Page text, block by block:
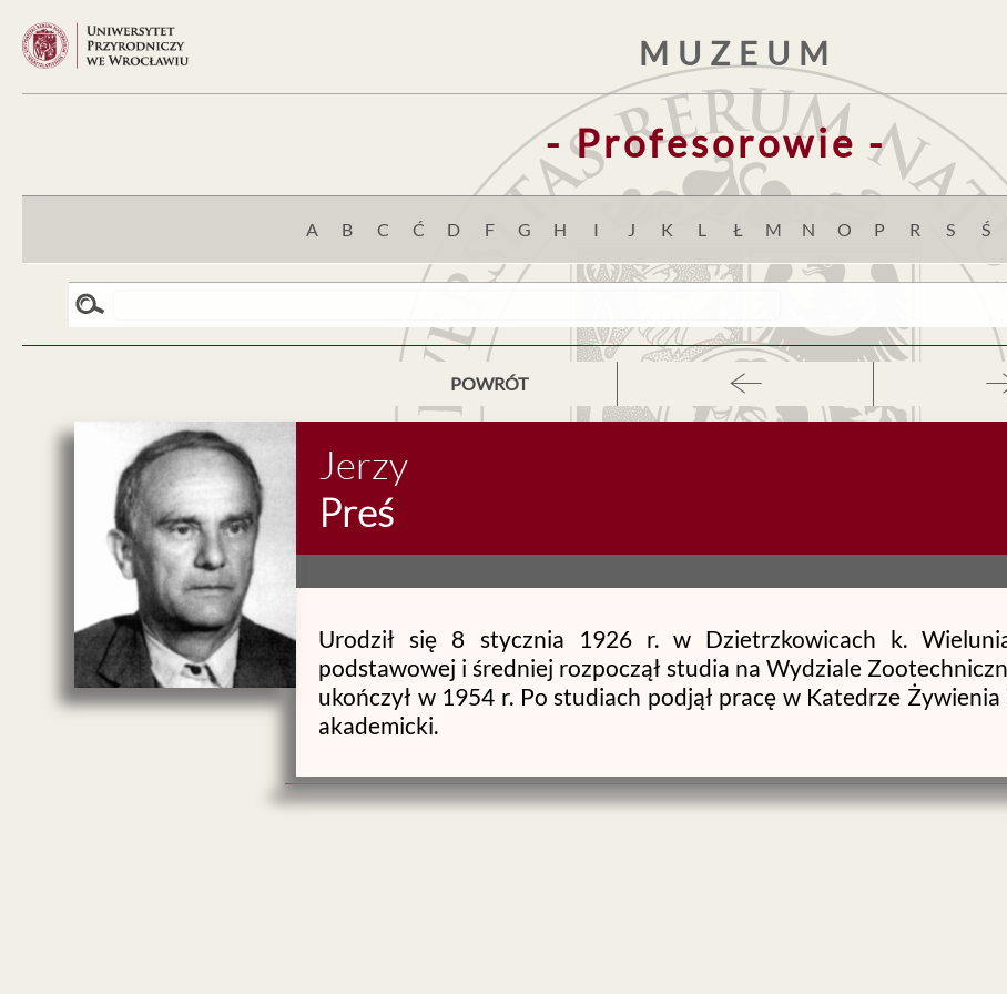
MUZEUM
- Profesorowie -
A B C Ć D F G H I J K L Ł M N O P R S Ś
POWRÓT
Jerzy
Preś
Urodził się 8 stycznia 1926 r. w Dzietrzkowicach k.
podstawowej i średniej rozpoczął studia na Wydziale
ukończył w 1954 r. Po studiach podjął pracę w Katedrze
akademicki.
W 1961 r. otrzymał na Wydziale Zootechnicznym WSR we
rolniczo-leśnych na podstawie rozprawy pt. „Różnorodne